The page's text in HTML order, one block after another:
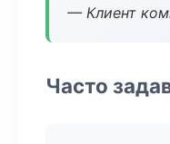
— Клиент
Часто